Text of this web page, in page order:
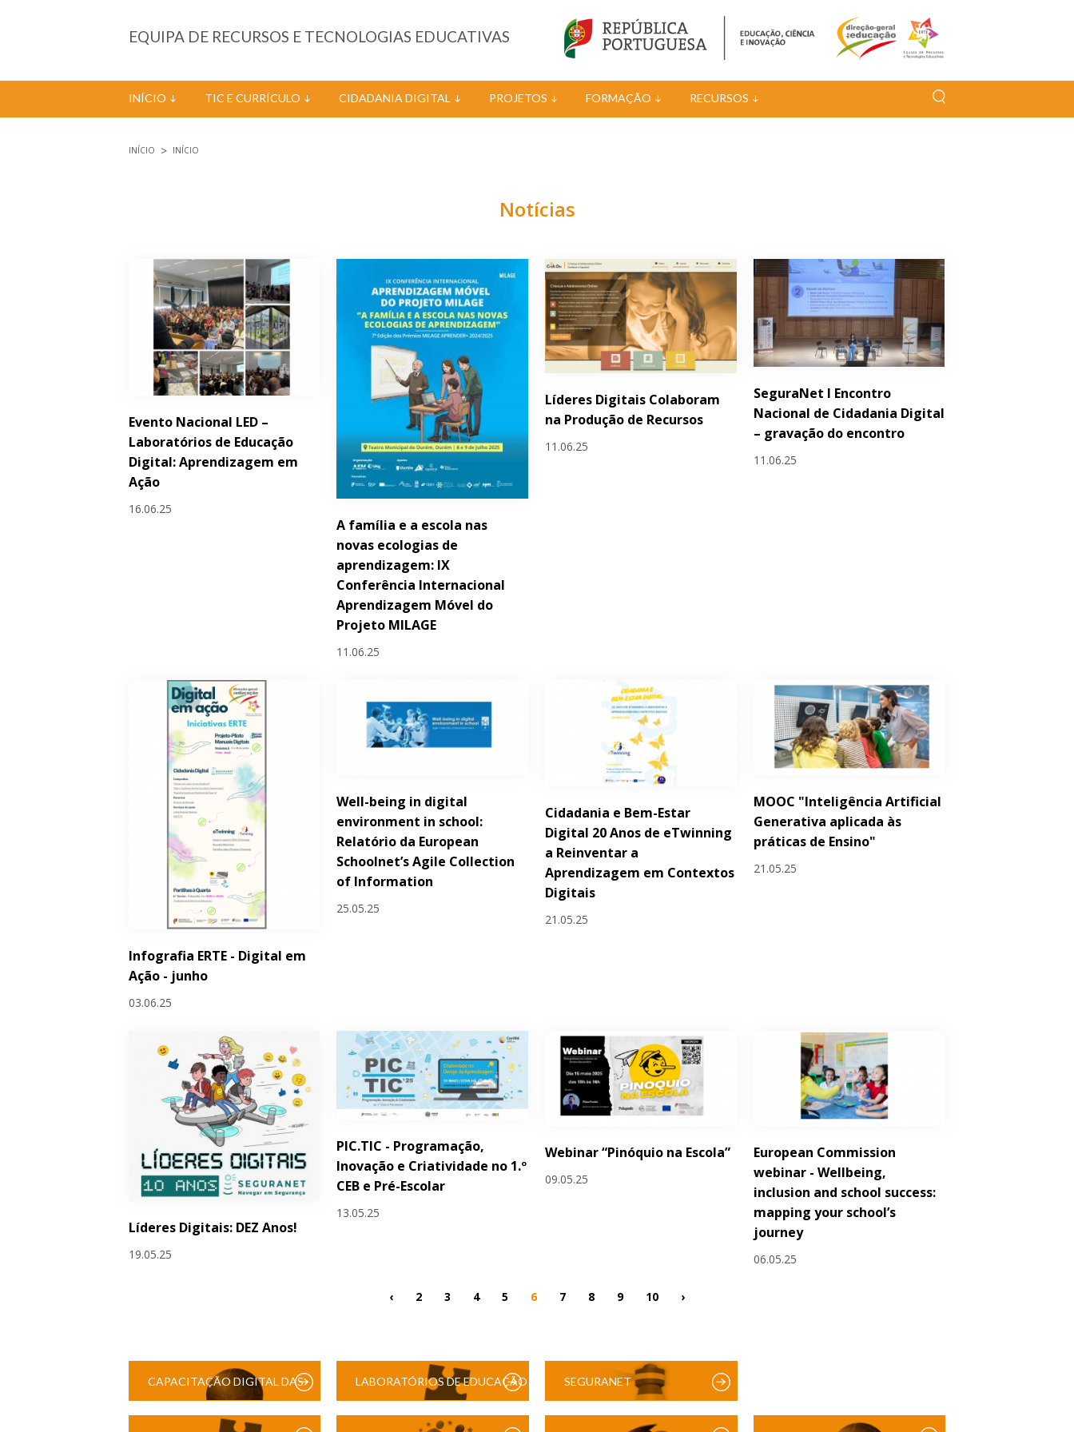
EQUIPA DE RECURSOS E TECNOLOGIAS EDUCATIVAS
INÍCIO TIC E CURRÍCULO CIDADANIA DIGITAL PROJETOS FORMAÇÃO RECURSOS
INÍCIO INÍCIO
Notícias
Evento Nacional LED –
Laboratórios de Educação
Digital: Aprendizagem em
Ação
16.06.25
A família e a escola nas
novas ecologias de
aprendizagem: IX
Conferência Internacional
Aprendizagem Móvel do
Projeto MILAGE
11.06.25
Líderes Digitais Colaboram
na Produção de Recursos
11.06.25
SeguraNet I Encontro
Nacional de Cidadania Digital
– gravação do encontro
11.06.25
Infografia ERTE - Digital em
Ação - junho
03.06.25
Well-being in digital
environment in school:
Relatório da European
Schoolnet’s Agile Collection
of Information
25.05.25
Cidadania e Bem-Estar
Digital 20 Anos de eTwinning
a Reinventar a
Aprendizagem em Contextos
Digitais
21.05.25
MOOC "Inteligência Artificial
Generativa aplicada às
práticas de Ensino"
21.05.25
Líderes Digitais: DEZ Anos!
19.05.25
PIC.TIC - Programação,
Inovação e Criatividade no 1.º
CEB e Pré-Escolar
13.05.25
Webinar “Pinóquio na Escola”
09.05.25
European Commission
webinar - Wellbeing,
inclusion and school success:
mapping your school’s
journey
06.05.25
Páginas
‹ 2 3 4 5 6 7 8 9 10 ›
CAPACITAÇÃO DIGITAL DAS LABORATÓRIOS DE EDUCAÇÃO SEGURANET